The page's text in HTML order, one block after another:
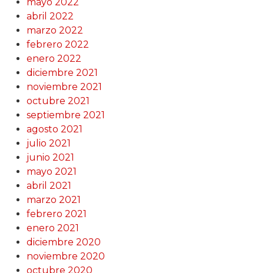
abril 2022
marzo 2022
febrero 2022
enero 2022
diciembre 2021
noviembre 2021
octubre 2021
septiembre 2021
agosto 2021
julio 2021
junio 2021
mayo 2021
abril 2021
marzo 2021
febrero 2021
enero 2021
diciembre 2020
noviembre 2020
octubre 2020